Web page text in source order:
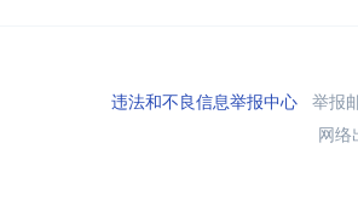
违法和不良信息举报中心举报
网